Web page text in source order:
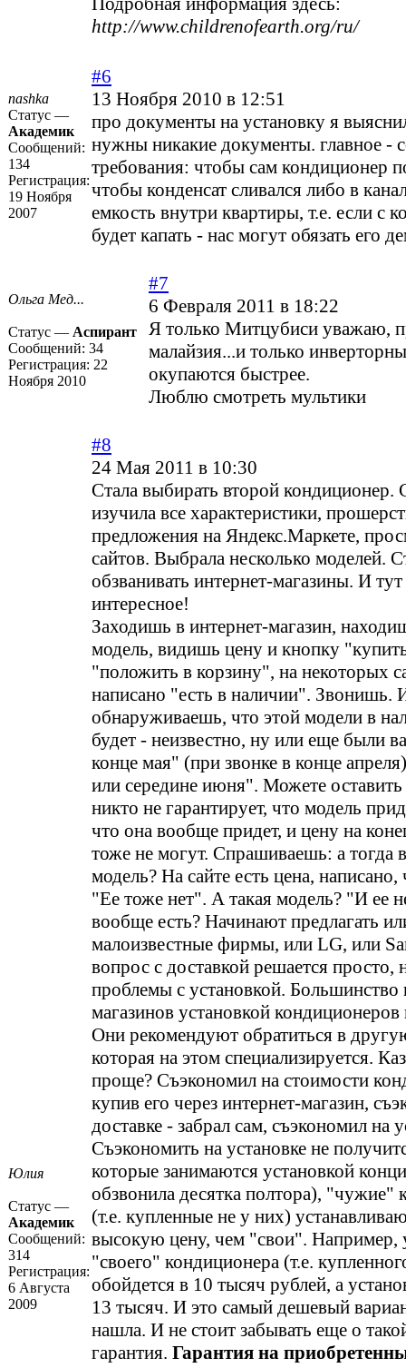
http://www.childrenofearth.org/ru/
nashka
Статус —
Академик
Сообщений:
134
Регистрация:
19 Ноября
2007
#6
13 Ноября 2010 в 12:51
про документы на установку я
нужны никакие документы. главное -
требования: чтобы сам кондиционер
чтобы конденсат сливался либо в
емкость внутри квартиры, т.е. если с
будет капать - нас могут обязать его
Ольга Мед...
Статус — Аспирант
Сообщений: 34
Регистрация: 22
Ноября 2010
#7
6 Февраля 2011 в 18:22
Я только Митцубиси уважаю,
малайзия...и только
окупаются быстрее.
Люблю смотреть мультики
Юлия
Статус —
Академик
Сообщений:
314
Регистрация:
6 Августа
2009
#8
24 Мая 2011 в 10:30
Стала выбирать второй
изучила все характеристики,
предложения на Яндекс.Маркете,
сайтов. Выбрала несколько моделей.
обзванивать интернет-магазины. И
интересное!
Заходишь в интернет-магазин,
модель, видишь цену и кнопку
"положить в корзину", на некоторых
написано "есть в наличии". Звонишь.
обнаруживаешь, что этой модели в
будет - неизвестно, ну или еще были
конце мая" (при звонке в конце
или середине июня". Можете оставить
никто не гарантирует, что модель
что она вообще придет, и цену на
тоже не могут. Спрашиваешь: а тогда
модель? На сайте есть цена,
"Ее тоже нет". А такая модель? "И ее
вообще есть? Начинают предлагать
малоизвестные фирмы, или LG, или
вопрос с доставкой решается просто,
проблемы с установкой. Большинство
магазинов установкой кондиционеров
Они рекомендуют обратиться в
которая на этом специализируется.
проще? Съэкономил на стоимости
купив его через интернет-магазин,
доставке - забрал сам, съэкономил на
Съэкономить на установке не
которые занимаются установкой
обзвонила десятка полтора), "чужие"
(т.е. купленные не у них)
высокую цену, чем "свои". Например,
"своего" кондиционера (т.е.
обойдется в 10 тысяч рублей, а
13 тысяч. И это самый дешевый
нашла. И не стоит забывать еще о
гарантия. Гарантия на